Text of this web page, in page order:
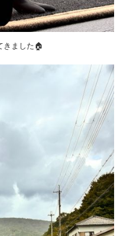
きました🏠